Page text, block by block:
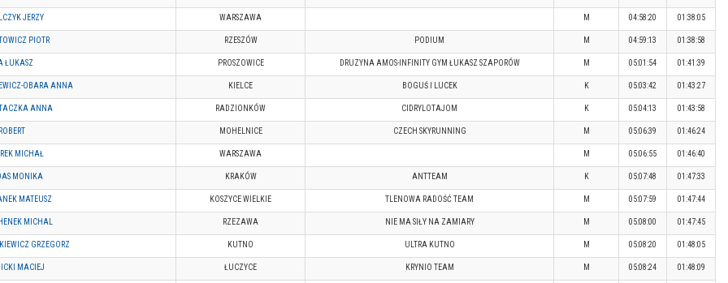
JERZY WARSZAWA M 04:58:20 01:38:05
PIOTR RZESZÓW PODIUM M 04:59:13 01:38:58
ŁUKASZ PROSZOWICE DRUZYNA AMOS-INFINITY GYM ŁUKASZ SZAPORÓW M 05:01:54 01:41:39
OBARA ANNA KIELCE BOGUŚ I LUCEK K 05:03:42 01:43:27
ANNA RADZIONKÓW CIDRYLOTAJOM K 05:04:13 01:43:58
MOHELNICE CZECH SKYRUNNING M 05:06:39 01:46:24
MICHAŁ WARSZAWA M 05:06:55 01:46:40
MONIKA KRAKÓW ANTTEAM K 05:07:48 01:47:33
MATEUSZ KOSZYCE WIELKIE TLENOWA RADOŚĆ TEAM M 05:07:59 01:47:44
MICHAL RZEZAWA NIE MA SIŁY NA ZAMIARY M 05:08:00 01:47:45
GRZEGORZ KUTNO ULTRA KUTNO M 05:08:20 01:48:05
MACIEJ ŁUCZYCE KRYNIO TEAM M 05:08:24 01:48:09